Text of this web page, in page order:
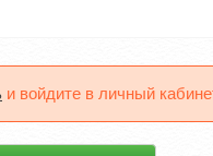
и войдите в личный